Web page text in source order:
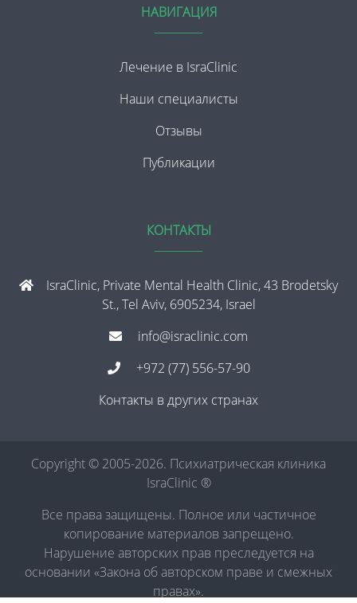
НАВИГАЦИЯ
Лечение в IsraClinic
Наши специалисты
Отзывы
Публикации
КОНТАКТЫ
IsraClinic, Private Mental Health Clinic, 43 Brodetsky
St., Tel Aviv, 6905234, Israel
info@israclinic.com
+972 (77) 556-57-90
Контакты в других странах
Copyright © 2005-2026. Психиатрическая клиника
IsraClinic ®
Все права защищены. Полное или частичное
копирование материалов запрещено.
Нарушение авторских прав преследуется на
основании «Закона об авторском праве и смежных
правах».